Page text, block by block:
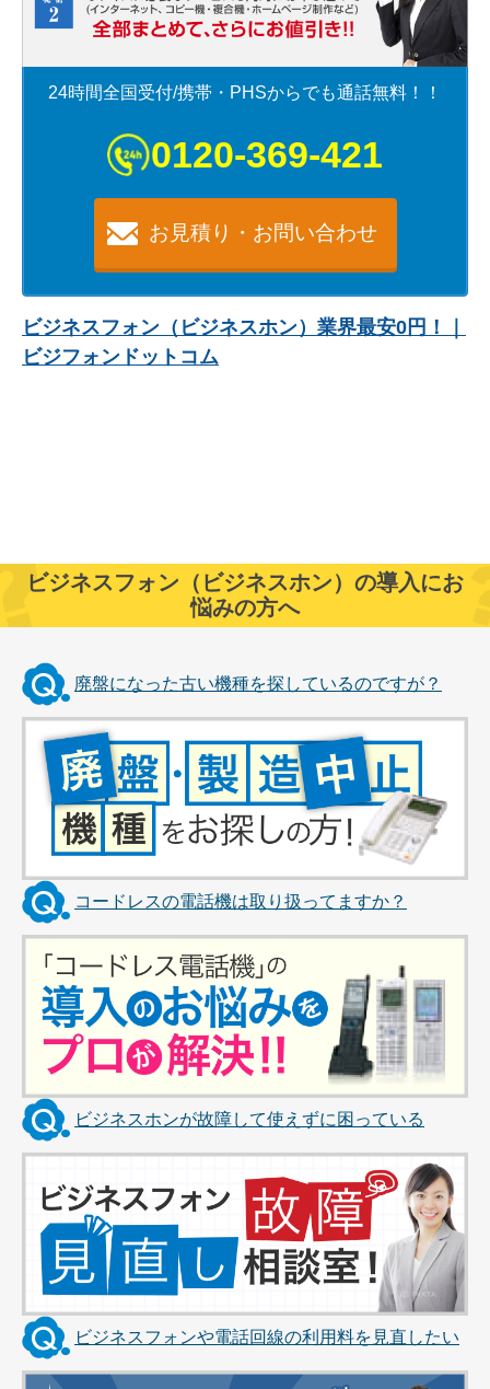
24時間全国受付/携帯・PHSからでも通話無料！！
0120-369-421
お見積り・お問い合わせ
ビジネスフォン（ビジネスホン）業界最安0円！｜
ビジフォンドットコム
ビジネスフォン（ビジネスホン）の導入にお
悩みの方へ
廃盤になった古い機種を探しているのですが？
コードレスの電話機は取り扱ってますか？
ビジネスホンが故障して使えずに困っている
ビジネスフォンや電話回線の利用料を見直したい